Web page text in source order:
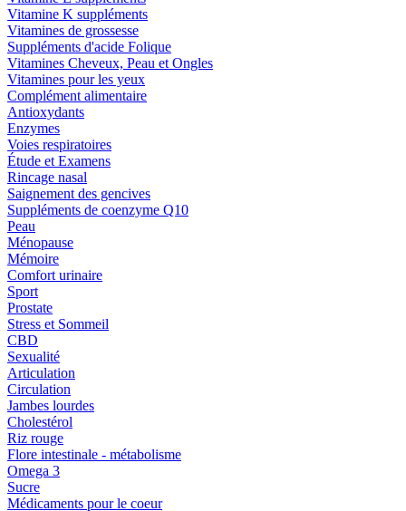
Vitamine K suppléments
Vitamines de grossesse
Suppléments d'acide Folique
Vitamines Cheveux, Peau et Ongles
Vitamines pour les yeux
Complément alimentaire
Antioxydants
Enzymes
Voies respiratoires
Étude et Examens
Rincage nasal
Saignement des gencives
Suppléments de coenzyme Q10
Peau
Ménopause
Mémoire
Comfort urinaire
Sport
Prostate
Stress et Sommeil
CBD
Sexualité
Articulation
Circulation
Jambes lourdes
Cholestérol
Riz rouge
Flore intestinale - métabolisme
Omega 3
Sucre
Médicaments pour le coeur